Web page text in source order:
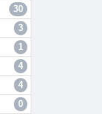
30
3
1
4
4
0